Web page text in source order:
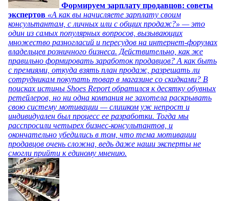
Формируем зарплату продавцов: советы
экспертов «А как вы начисляете зарплату своим
консультантам, с личных или с общих продаж?» — это
один из самых популярных вопросов, вызывающих
множество разногласий и пересудов на интернет-форумах
владельцев розничного бизнеса. Действительно, как же
правильно формировать заработок продавцов? А как быть
с премиями, откуда взять план продаж, разрешать ли
сотрудникам покупать товар в магазине со скидками? В
поисках истины Shoes Report обратился к десятку обувных
ретейлеров, но ни одна компания не захотела раскрывать
свою систему мотивации — слишком уж непрост и
индивидуален был процесс ее разработки. Тогда мы
расспросили четырех бизнес-консультантов, и
окончательно убедились в том, что тема мотивации
продавцов очень сложна, ведь даже наши эксперты не
смогли прийти к единому мнению.